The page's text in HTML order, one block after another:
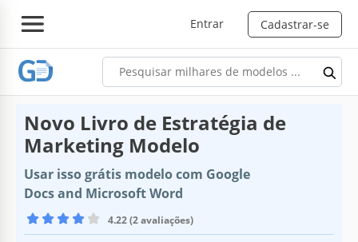
Entrar Cadastrar-se
Novo Livro de Estratégia de
Marketing Modelo
Usar isso grátis modelo com Google
Docs and Microsoft Word
4.22 (2 avaliações)